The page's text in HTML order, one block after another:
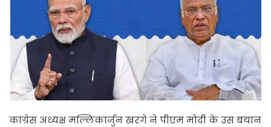
कांग्रेस अध्यक्ष मल्लिकार्जुन खरगे ने पीएम मोदी के उस बयान